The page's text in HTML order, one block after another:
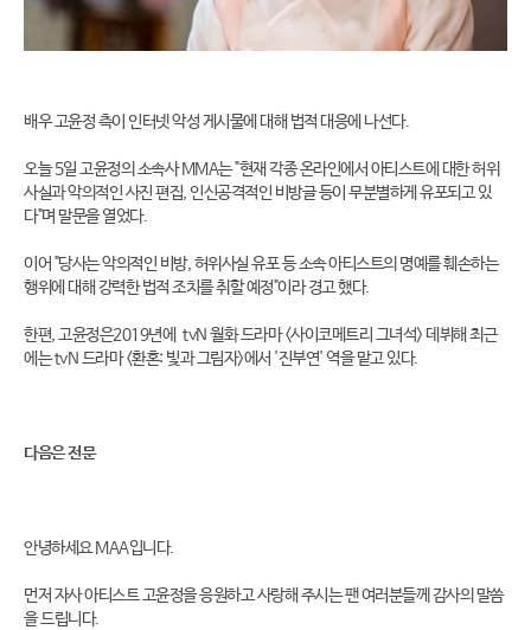
배우 고윤정 측이 인터넷 악성 게시물에 대해 법적 대응에 나선다.
오늘 5일 고윤정의 소속사 MMA는 "현재 각종 온라인에서 아티스트에 대한 허위
사실과 악의적인 사진 편집, 인신공격적인 비방글 등이 무분별하게 유포되고 있
다"며 말문을 열었다.
이어 "당사는 악의적인 비방, 허위사실 유포 등 소속 아티스트의 명예를 훼손하는
행위에 대해 강력한 법적 조치를 취할 예정"이라 경고 했다.
한편, 고윤정은2019년에 tvN 월화 드라마 <사이코메트리 그녀석> 데뷔해 최근
에는 tvN 드라마 <환혼: 빛과 그림자>에서 '진부연' 역을 맡고 있다.
다음은 전문
안녕하세요 MAA입니다.
먼저 자사 아티스트 고윤정을 응원하고 사랑해 주시는 팬 여러분들께 감사의 말씀
을 드립니다.